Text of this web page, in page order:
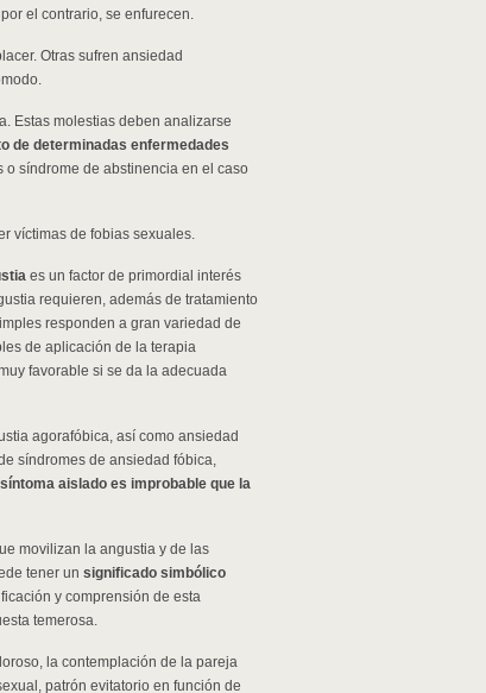
el contrario, se enfurecen.
Otras sufren ansiedad
Estas molestias deben analizarse
de determinadas enfermedades
síndrome de abstinencia en el caso
víctimas de fobias sexuales.
es un factor de primordial interés
requieren, además de tratamiento
responden a gran variedad de
de aplicación de la terapia
favorable si se da la adecuada
agorafóbica, así como ansiedad
síndromes de ansiedad fóbica,
aislado es improbable que la
movilizan la angustia y de las
tener un significado simbólico
y comprensión de esta
temerosa.
la contemplación de la pareja
patrón evitatorio en función de